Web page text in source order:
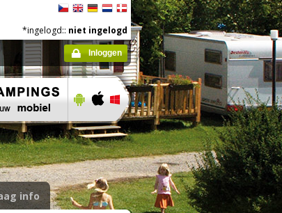
*ingelogd:: niet ingelogd
Inloggen
info